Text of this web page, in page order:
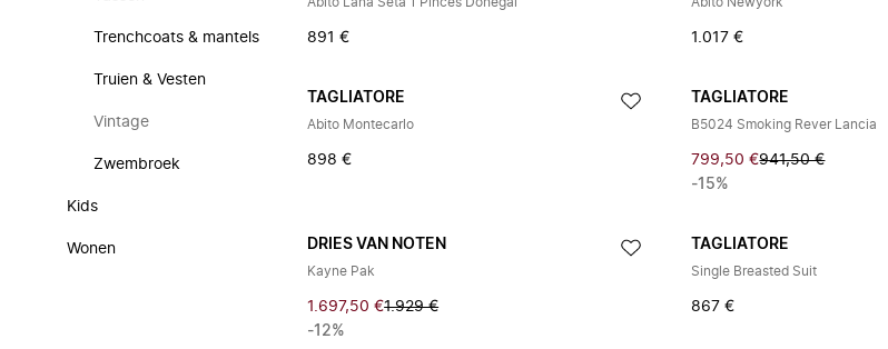
Trenchcoats & mantels
Truien & Vesten
Vintage
Zwembroek
Kids
Wonen
891 € 1.017 €
TAGLIATORE
Abito Montecarlo
898 €
TAGLIATORE
B5024 Smoking Rever Lancia
799,50 €941,50 €
-15%
DRIES VAN NOTEN
Kayne Pak
1.697,50 €1.929 €
-12%
TAGLIATORE
Single Breasted Suit
867 €